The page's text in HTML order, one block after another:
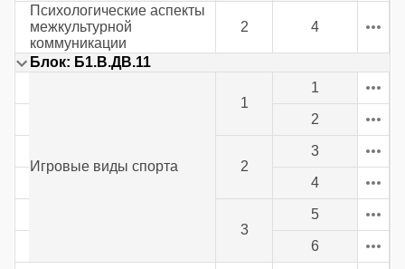
Психологические аспекты
межкультурной
коммуникации
2 4
Блок: Б1.В.ДВ.11
Игровые виды спорта
1
1
2
2
3
4
3
5
6